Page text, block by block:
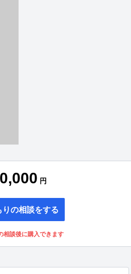
円
りの相談をする
相談後に購入できます